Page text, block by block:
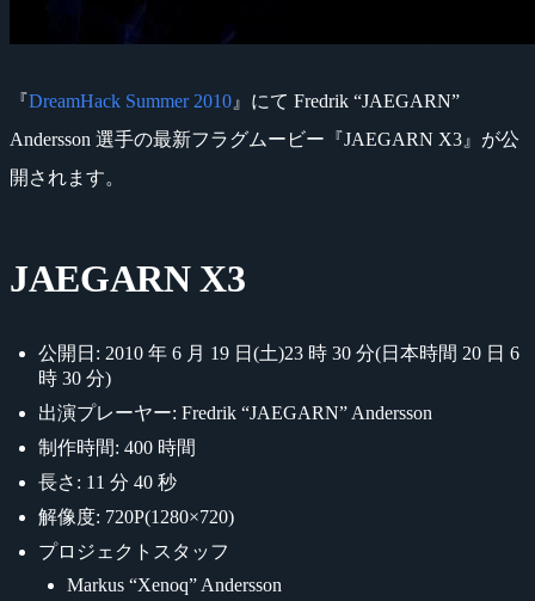
『DreamHack Summer 2010 』にて Fredrik “JAEGARN”
Andersson 選手の最新フラグムービー『JAEGARN X3』が公
開されます。
JAEGARN X3
公開日: 2010 年 6 月 19 日(土)23 時 30 分(日本時間 20 日 6
時 30 分)
出演プレーヤー: Fredrik “JAEGARN” Andersson
制作時間: 400 時間
長さ: 11 分 40 秒
解像度: 720P(1280×720)
プロジェクトスタッフ
Markus “Xenoq” Andersson